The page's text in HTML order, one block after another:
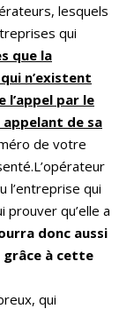
lesquels
qui
que la
n’existent
l’appel par le
de sa
de votre
l’entreprise qui
prouver qu’elle a
donc aussi
grâce à cette
qui